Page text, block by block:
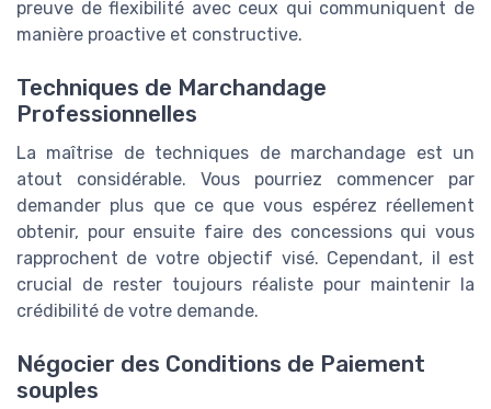
preuve de flexibilité avec ceux qui communiquent de
manière proactive et constructive.
Techniques de Marchandage
Professionnelles
La maîtrise de techniques de marchandage est un
atout considérable. Vous pourriez commencer par
demander plus que ce que vous espérez réellement
obtenir, pour ensuite faire des concessions qui vous
rapprochent de votre objectif visé. Cependant, il est
crucial de rester toujours réaliste pour maintenir la
crédibilité de votre demande.
Négocier des Conditions de Paiement
souples